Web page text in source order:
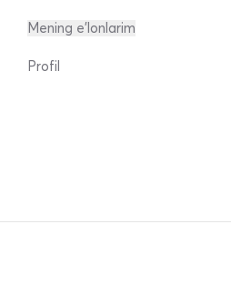
Mening e'lonlarim
Profil